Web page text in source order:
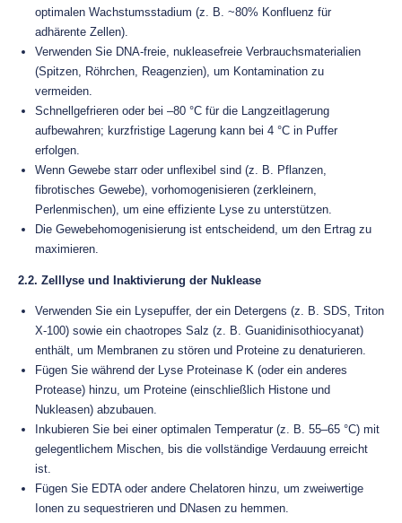
optimalen Wachstumsstadium (z. B. ~80% Konfluenz für
adhärente Zellen).
Verwenden Sie DNA-freie, nukleasefreie Verbrauchsmaterialien
(Spitzen, Röhrchen, Reagenzien), um Kontamination zu
vermeiden.
Schnellgefrieren oder bei –80 °C für die Langzeitlagerung
aufbewahren; kurzfristige Lagerung kann bei 4 °C in Puffer
erfolgen.
Wenn Gewebe starr oder unflexibel sind (z. B. Pflanzen,
fibrotisches Gewebe), vorhomogenisieren (zerkleinern,
Perlenmischen), um eine effiziente Lyse zu unterstützen.
Die Gewebehomogenisierung ist entscheidend, um den Ertrag zu
maximieren.
2.2. Zelllyse und Inaktivierung der Nuklease
Verwenden Sie ein Lysepuffer, der ein Detergens (z. B. SDS, Triton
X-100) sowie ein chaotropes Salz (z. B. Guanidinisothiocyanat)
enthält, um Membranen zu stören und Proteine zu denaturieren.
Fügen Sie während der Lyse Proteinase K (oder ein anderes
Protease) hinzu, um Proteine (einschließlich Histone und
Nukleasen) abzubauen.
Inkubieren Sie bei einer optimalen Temperatur (z. B. 55–65 °C) mit
gelegentlichem Mischen, bis die vollständige Verdauung erreicht
ist.
Fügen Sie EDTA oder andere Chelatoren hinzu, um zweiwertige
Ionen zu sequestrieren und DNasen zu hemmen.